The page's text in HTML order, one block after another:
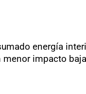
energía
impacto